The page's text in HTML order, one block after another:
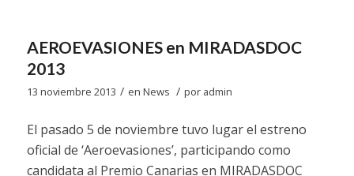
AEROEVASIONES en MIRADASDOC
2013
13 noviembre 2013 / en News / por admin
El pasado 5 de noviembre tuvo lugar el estreno
oficial de ‘Aeroevasiones’, participando como
candidata al Premio Canarias en MIRADASDOC